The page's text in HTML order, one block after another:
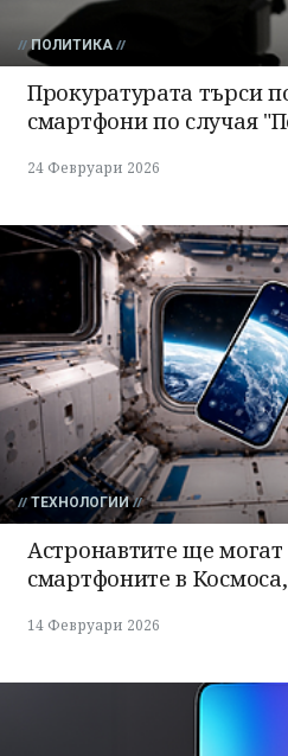
ПОЛИТИКА
Прокуратурата търси
смартфони по случая
24 Февруари 2026
ТЕХНОЛОГИИ
Астронавтите ще могат
смартфоните в
14 Февруари 2026